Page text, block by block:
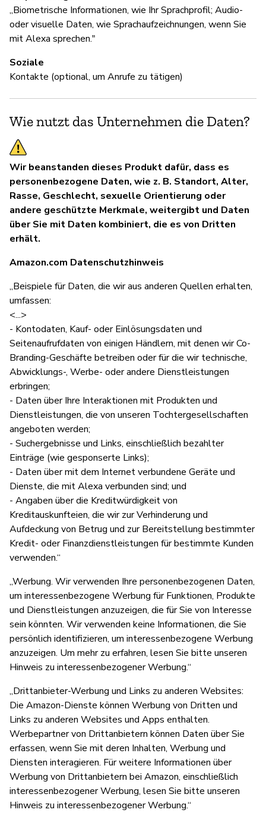
„Biometrische Informationen, wie Ihr Sprachprofil; Audio-
oder visuelle Daten, wie Sprachaufzeichnungen, wenn Sie
mit Alexa sprechen."
Soziale
Kontakte (optional, um Anrufe zu tätigen)
Wie nutzt das Unternehmen die Daten?
Wir beanstanden dieses Produkt dafür, dass es
personenbezogene Daten, wie z. B. Standort, Alter,
Rasse, Geschlecht, sexuelle Orientierung oder
andere geschützte Merkmale, weitergibt und Daten
über Sie mit Daten kombiniert, die es von Dritten
erhält.
Amazon.com Datenschutzhinweis
„Beispiele für Daten, die wir aus anderen Quellen erhalten,
umfassen:
<...>
- Kontodaten, Kauf- oder Einlösungsdaten und
Seitenaufrufdaten von einigen Händlern, mit denen wir Co-
Branding-Geschäfte betreiben oder für die wir technische,
Abwicklungs-, Werbe- oder andere Dienstleistungen
erbringen;
- Daten über Ihre Interaktionen mit Produkten und
Dienstleistungen, die von unseren Tochtergesellschaften
angeboten werden;
- Suchergebnisse und Links, einschließlich bezahlter
Einträge (wie gesponserte Links);
- Daten über mit dem Internet verbundene Geräte und
Dienste, die mit Alexa verbunden sind; und
- Angaben über die Kreditwürdigkeit von
Kreditauskunfteien, die wir zur Verhinderung und
Aufdeckung von Betrug und zur Bereitstellung bestimmter
Kredit- oder Finanzdienstleistungen für bestimmte Kunden
verwenden.“
„Werbung. Wir verwenden Ihre personenbezogenen Daten,
um interessenbezogene Werbung für Funktionen, Produkte
und Dienstleistungen anzuzeigen, die für Sie von Interesse
sein könnten. Wir verwenden keine Informationen, die Sie
persönlich identifizieren, um interessenbezogene Werbung
anzuzeigen. Um mehr zu erfahren, lesen Sie bitte unseren
Hinweis zu interessenbezogener Werbung.“
„Drittanbieter-Werbung und Links zu anderen Websites:
Die Amazon-Dienste können Werbung von Dritten und
Links zu anderen Websites und Apps enthalten.
Werbepartner von Drittanbietern können Daten über Sie
erfassen, wenn Sie mit deren Inhalten, Werbung und
Diensten interagieren. Für weitere Informationen über
Werbung von Drittanbietern bei Amazon, einschließlich
interessenbezogener Werbung, lesen Sie bitte unseren
Hinweis zu interessenbezogener Werbung.“